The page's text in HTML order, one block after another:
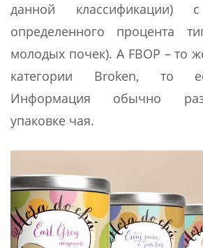
данной классификации)
определенного процента
молодых почек). А FBOP – то
категории Broken, то
Информация обычно
упаковке чая.